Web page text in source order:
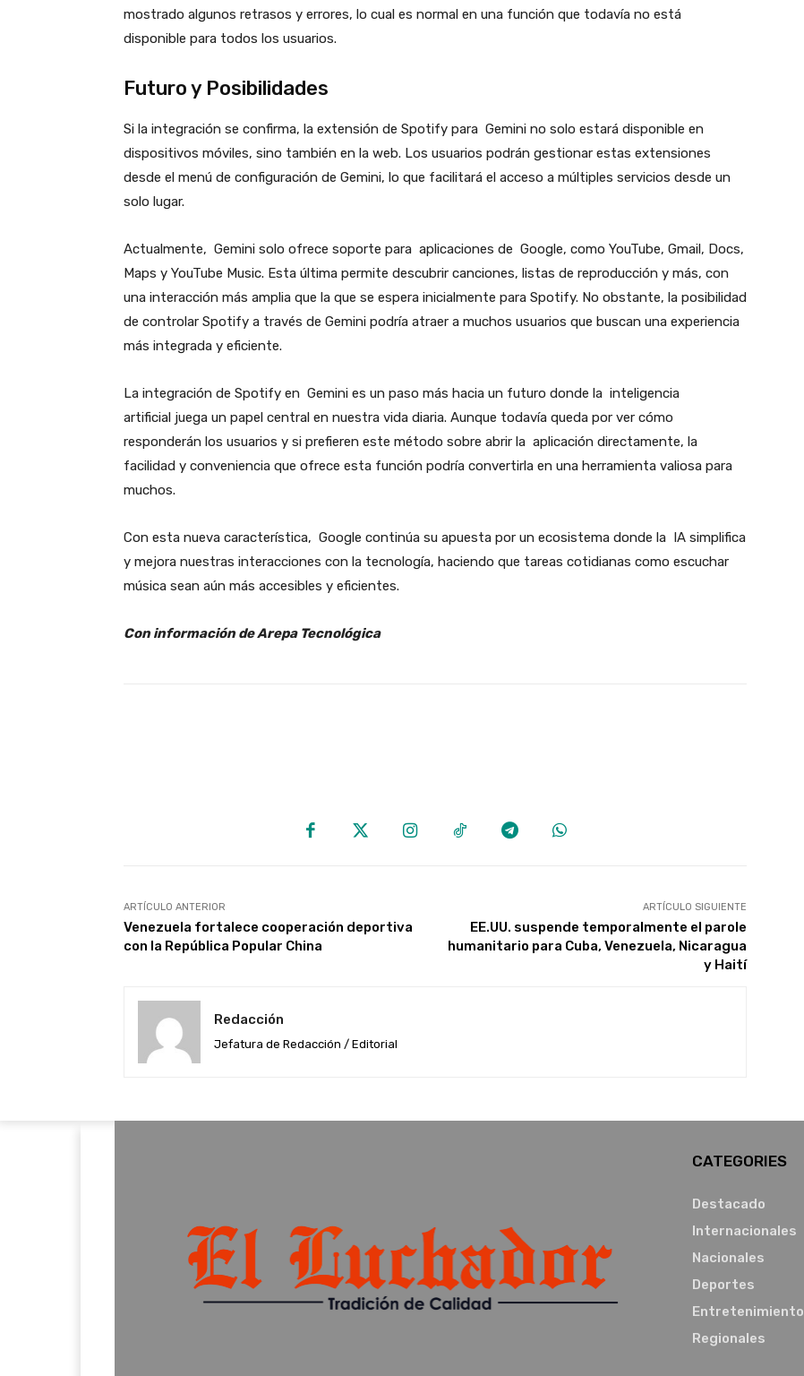
mostrado algunos retrasos y errores, lo cual es normal en una función que todavía no está
disponible para todos los usuarios.
Futuro y Posibilidades
Si la integración se confirma, la extensión de Spotify para Gemini no solo estará disponible en
dispositivos móviles, sino también en la web. Los usuarios podrán gestionar estas extensiones
desde el menú de configuración de Gemini, lo que facilitará el acceso a múltiples servicios desde un
solo lugar.
Actualmente, Gemini solo ofrece soporte para aplicaciones de Google, como YouTube, Gmail, Docs,
Maps y YouTube Music. Esta última permite descubrir canciones, listas de reproducción y más, con
una interacción más amplia que la que se espera inicialmente para Spotify. No obstante, la posibilidad
de controlar Spotify a través de Gemini podría atraer a muchos usuarios que buscan una experiencia
más integrada y eficiente.
La integración de Spotify en Gemini es un paso más hacia un futuro donde la inteligencia
artificial juega un papel central en nuestra vida diaria. Aunque todavía queda por ver cómo
responderán los usuarios y si prefieren este método sobre abrir la aplicación directamente, la
facilidad y conveniencia que ofrece esta función podría convertirla en una herramienta valiosa para
muchos.
Con esta nueva característica, Google continúa su apuesta por un ecosistema donde la IA simplifica
y mejora nuestras interacciones con la tecnología, haciendo que tareas cotidianas como escuchar
música sean aún más accesibles y eficientes.
Con información de Arepa Tecnológica
ARTÍCULO ANTERIOR
Venezuela fortalece cooperación deportiva
con la República Popular China
ARTÍCULO SIGUIENTE
EE.UU. suspende temporalmente el parole
humanitario para Cuba, Venezuela, Nicaragua
y Haití
Redacción
Jefatura de Redacción / Editorial
CATEGORIES
Destacado
Internacionales
Nacionales
Deportes
Entretenimiento
Regionales